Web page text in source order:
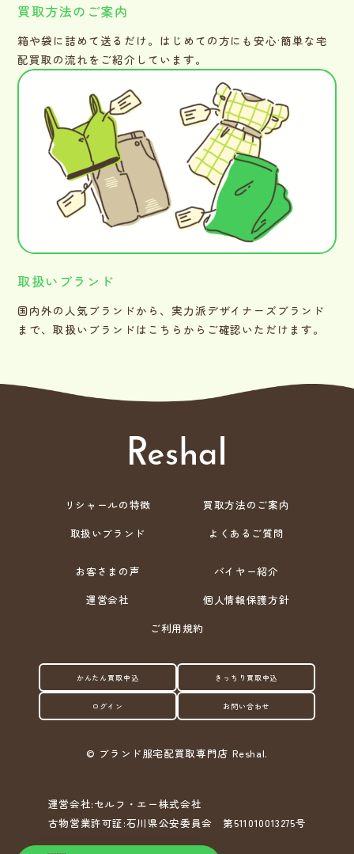
買取方法のご案内
箱や袋に詰めて送るだけ。はじめての方にも安心·簡単な宅
配買取の流れをご紹介しています。
取扱いブランド
国内外の人気ブランドから、実力派デザイナーズブランド
まで、取扱いブランドはこちらからご確認いただけます。
リシャールの特徴
買取方法のご案内
取扱いブランド
よくあるご質問
お客さまの声
バイヤー紹介
運営会社
個人情報保護方針
ご利用規約
かんたん買取申込 きっちり買取申込
ログイン お問い合わせ
© ブランド服宅配買取専門店 Reshal.
運営会社:セルフ・エー株式会社
古物営業許可証:石川県公安委員会 第511010013275号